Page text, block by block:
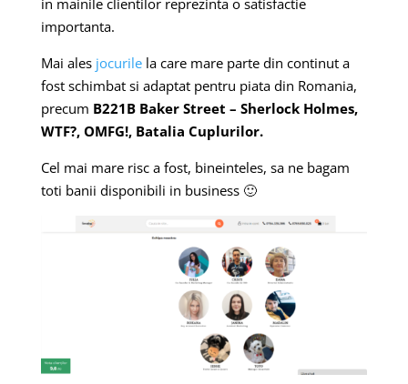
importanta.
Mai ales jocurilela care mare parte din continut a
fost schimbat si adaptat pentru piata din Romania,
precum B221B Baker Street – Sherlock Holmes,
WTF?, OMFG!, Batalia Cuplurilor.
Cel mai mare risc a fost, bineinteles, sa ne bagam
toti banii disponibili in business 🙂